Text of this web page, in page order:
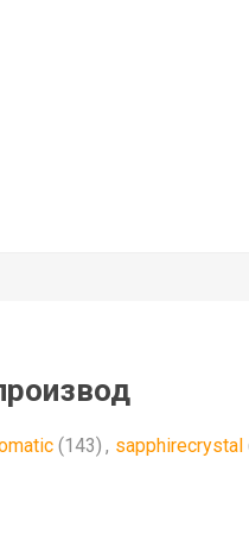
(143) , sapphirecrystal